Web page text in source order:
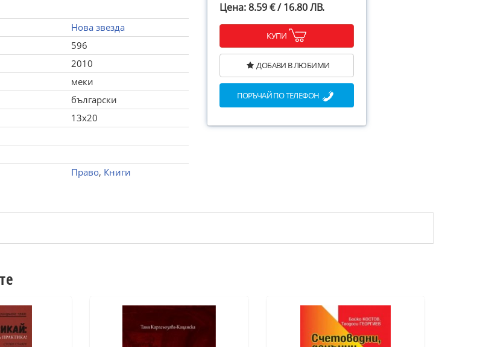
Нова звезда
596
2010
меки
български
13x20
Право, Книги
Цена: 8.59 € / 16.80 ЛВ.
КУПИ
ДОБАВИ В ЛЮБИМИ
ПОРЪЧАЙ ПО ТЕЛЕФОН